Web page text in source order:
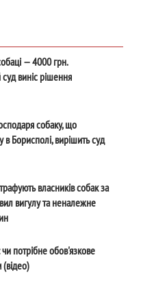
— 4000 грн.
виніс рішення
собаку, що
в Борисполі, вирішить суд
власників собак за
вигулу та неналежне
потрібне обов'язкове